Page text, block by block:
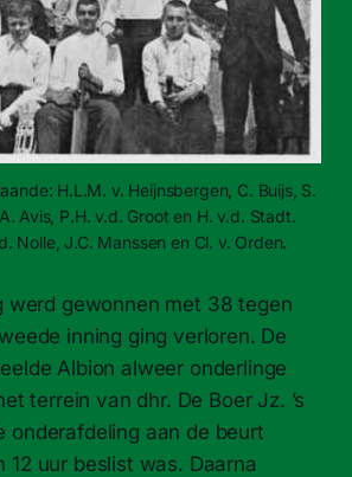
H.L.M. v. Heijnsbergen, C. Buijs, S.
Avis, P.H. v.d. Groot en H. v.d. Stadt.
Nolle, J.C. Manssen en Cl. v. Orden.
werd gewonnen met 38 tegen
inning ging verloren. De
Albion alweer onderlinge
terrein van dhr. De Boer Jz. ’s
onderafdeling aan de beurt
12 uur beslist was. Daarna